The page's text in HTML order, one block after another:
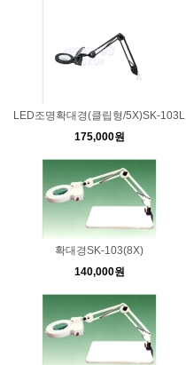
LED조명확대경(클립형/5X)SK-103L
175,000원
확대경SK-103(8X)
140,000원